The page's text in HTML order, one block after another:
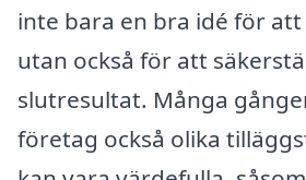
inte bara en bra idé för att
utan också för att
slutresultat. Många
företag också olika